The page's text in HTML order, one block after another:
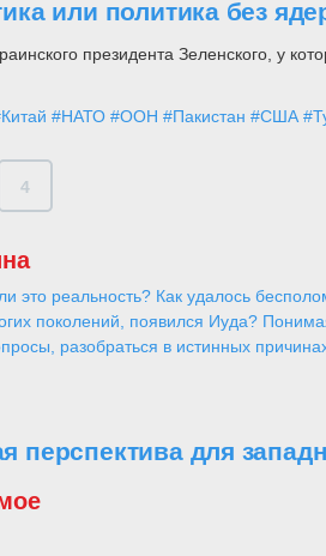
или политика без
президента Зеленского, у
#НАТО #ООН #Пакистан #США
4
это реальность? Как удалось
поколений, появился Иуда?
разобраться в истинных
перспектива для